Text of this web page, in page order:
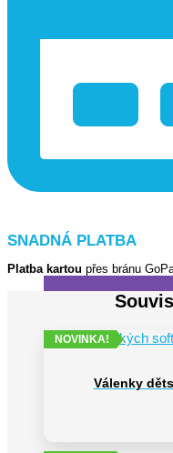
SNADNÁ PLATBA
Platba kartou přes bránu
NOVINKA!
Válenky